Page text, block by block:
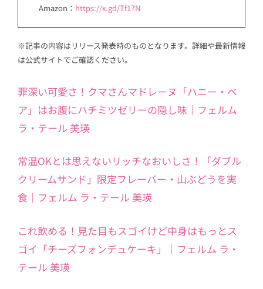
Amazon： https://x.gd/Tf17N
※記事の内容はリリース発表時のものとなります。詳細や最新情報
は公式サイトでご確認ください。
罪深い可愛さ！クマさんマドレーヌ「ハニー・ベ
ア」はお腹にハチミツゼリーの隠し味｜フェルム
ラ・テール 美瑛
常温OKとは思えないリッチなおいしさ！「ダブル
クリームサンド」限定フレーバー・山ぶどうを実
食｜フェルム ラ・テール 美瑛
これ飲める！見た目もスゴイけど中身はもっとス
ゴイ「チーズフォンデュケーキ」｜フェルム ラ・
テール 美瑛